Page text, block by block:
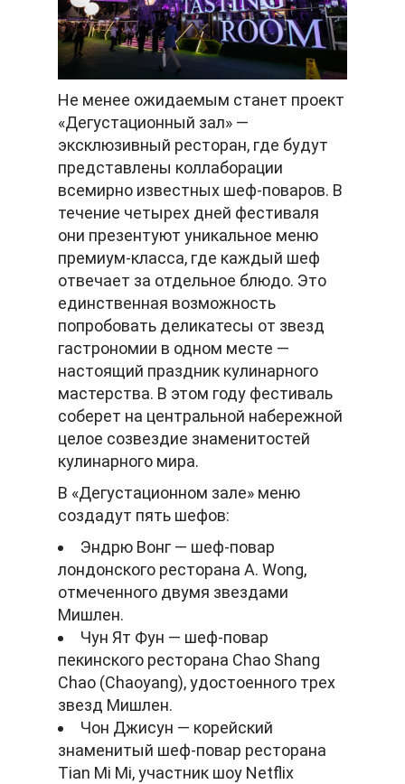
Не менее ожидаемым станет проект
«Дегустационный зал» —
эксклюзивный ресторан, где будут
представлены коллаборации
всемирно известных шеф-поваров. В
течение четырех дней фестиваля
они презентуют уникальное меню
премиум-класса, где каждый шеф
отвечает за отдельное блюдо. Это
единственная возможность
попробовать деликатесы от звезд
гастрономии в одном месте —
настоящий праздник кулинарного
мастерства. В этом году фестиваль
соберет на центральной набережной
целое созвездие знаменитостей
кулинарного мира.
В «Дегустационном зале» меню
создадут пять шефов:
Эндрю Вонг — шеф-повар
лондонского ресторана A. Wong,
отмеченного двумя звездами
Мишлен.
Чун Ят Фун — шеф-повар
пекинского ресторана Chao Shang
Chao (Chaoyang), удостоенного трех
звезд Мишлен.
Чон Джисун — корейский
знаменитый шеф-повар ресторана
Tian Mi Mi, участник шоу Netflix